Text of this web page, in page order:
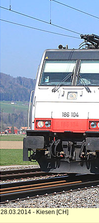
28.03.2014 - Kiesen [CH]